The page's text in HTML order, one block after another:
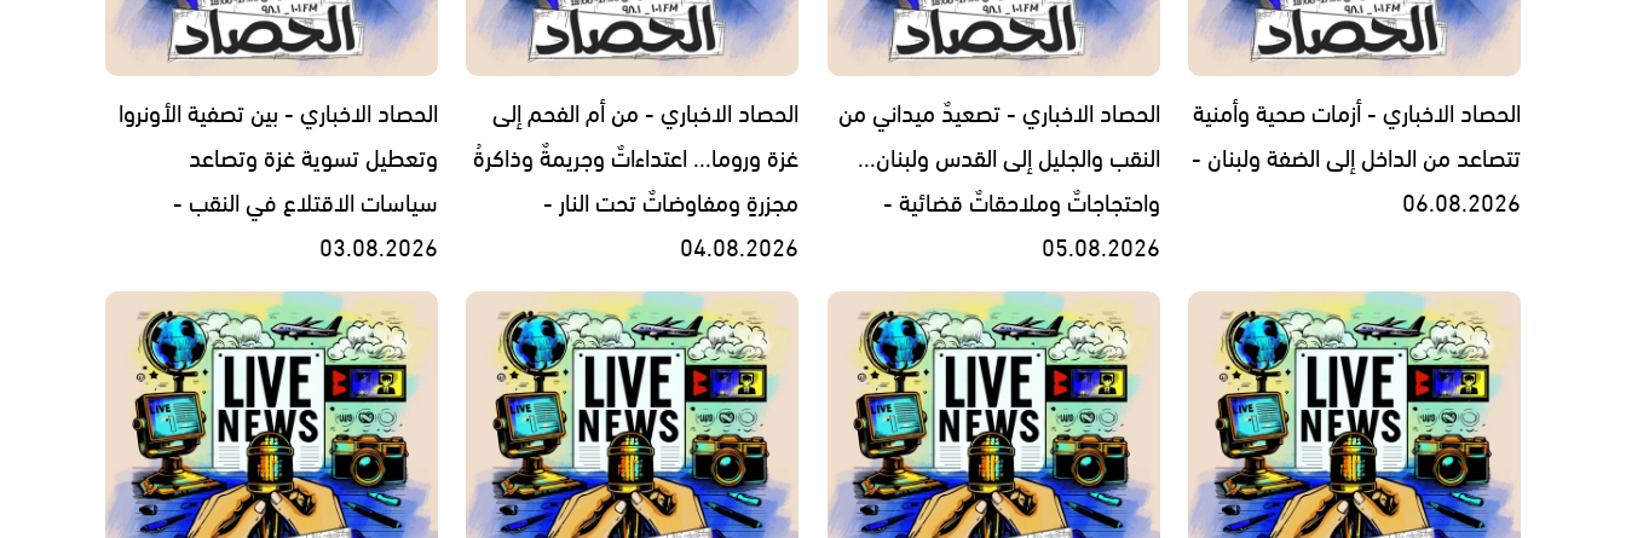
الحصاد الاخباري - أزمات صحية وأمنية
تتصاعد من الداخل إلى الضفة ولبنان -
06.08.2026
الحصاد الاخباري - تصعيدٌ ميداني من
النقب والجليل إلى القدس ولبنان...
واحتجاجاتٌ وملاحقاتٌ قضائية -
05.08.2026
الحصاد الاخباري - من أم الفحم إلى
غزة وروما... اعتداءاتٌ وجريمةٌ وذاكرةُ
مجزرةٍ ومفاوضاتٌ تحت النار -
04.08.2026
الحصاد الاخباري - بين تصفية الأونروا
وتعطيل تسوية غزة وتصاعد
سياسات الاقتلاع في النقب -
03.08.2026